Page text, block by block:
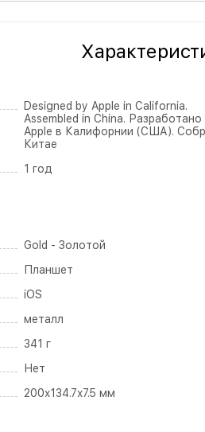
Designed by Apple in California.
Assembled in China. Разработано
Apple в Калифорнии (США).
Китае
1 год
Gold - Золотой
Планшет
iOS
металл
341 г
Нет
200x134.7x7.5 мм